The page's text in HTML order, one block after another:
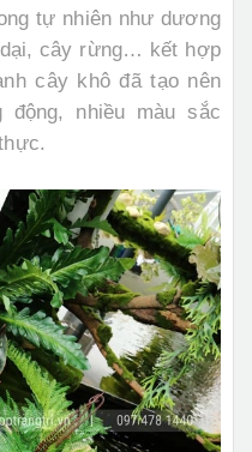
tự nhiên như dương
cây rừng… kết hợp
cây khô đã tạo nên
động, nhiều màu sắc